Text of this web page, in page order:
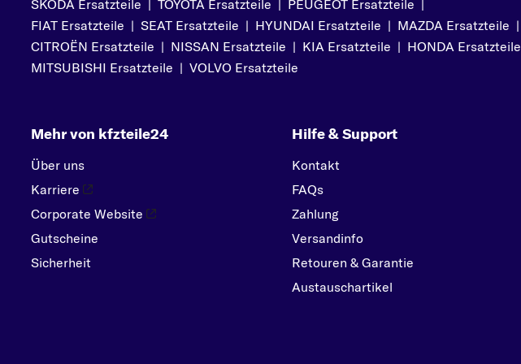
PEUGEOT
PORSCHE
R
SKODA
SMART
SUBARU
SUZUKI
TOYOTA
T
SKODA Ersatzteile | TOYOTA Ersatzteile | PEUGEOT Ersatzteile |
FIAT Ersatzteile | SEAT Ersatzteile | HYUNDAI Ersatzteile | MAZDA Ersatzteile |
CITROËN Ersatzteile | NISSAN Ersatzteile | KIA Ersatzteile | HONDA Ersatzteile
MITSUBISHI Ersatzteile | VOLVO Ersatzteile
Mehr von kfzteile24
Über uns
Karriere
Corporate Website
Gutscheine
Sicherheit
Hilfe & Support
Kontakt
FAQs
Zahlung
Versandinfo
Retouren & Garantie
Austauschartikel